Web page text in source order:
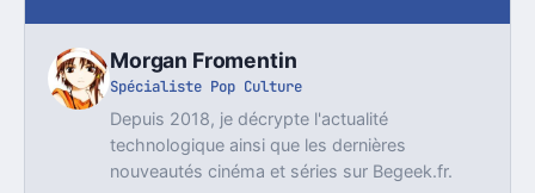
Morgan Fromentin
Spécialiste Pop Culture
Depuis 2018, je décrypte l'actualité
technologique ainsi que les dernières
nouveautés cinéma et séries sur Begeek.fr.